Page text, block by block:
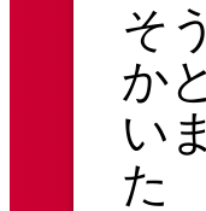
そ
かと
い
た